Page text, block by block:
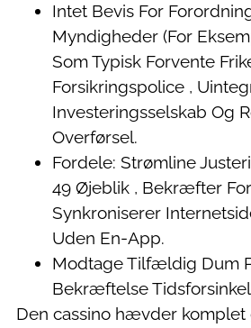
Intet Bevis ​​For
Myndigheder (For
Som Typisk Forvente
Forsikringspolice ,
Investeringsselskab Og
Overførsel.
Fordele: Strømline
49 Øjeblik , Bekræfter
Synkroniserer
Uden En-App.
Modtage Tilfældig Dum
Bekræftelse
Den cassino hævder komplet